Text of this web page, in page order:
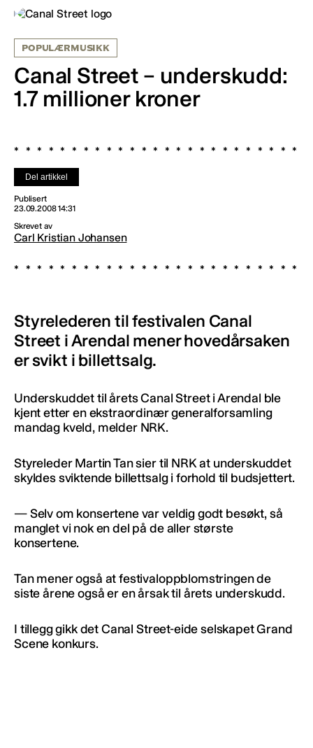
POPULÆRMUSIKK
Canal Street – underskudd:
1.7 millioner kroner
Del artikkel
Publisert
23.09.2008 14:31
Skrevet av
Carl Kristian Johansen
Styrelederen til festivalen Canal
Street i Arendal mener hovedårsaken
er svikt i billettsalg.
Underskuddet til årets Canal Street i Arendal ble
kjent etter en ekstraordinær generalforsamling
mandag kveld, melder NRK.
Styreleder Martin Tan sier til NRK at underskuddet
skyldes sviktende billettsalg i forhold til budsjettert.
— Selv om konsertene var veldig godt besøkt, så
manglet vi nok en del på de aller største
konsertene.
Tan mener også at festivaloppblomstringen de
siste årene også er en årsak til årets underskudd.
I tillegg gikk det Canal Street-eide selskapet Grand
Scene konkurs.